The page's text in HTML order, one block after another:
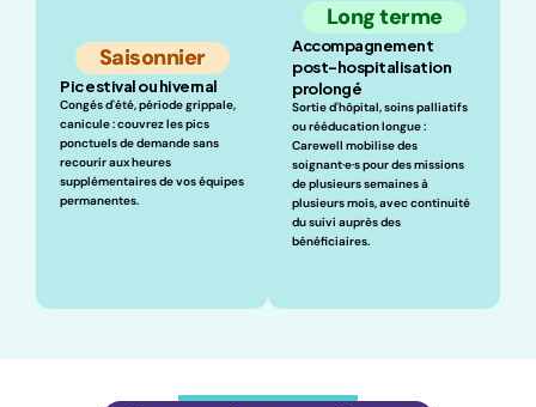
Saisonnier
Pic estival ou hivernal
Congés d'été, période grippale,
canicule : couvrez les pics
ponctuels de demande sans
recourir aux heures
supplémentaires de vos équipes
permanentes.
Long terme
Accompagnement
post-hospitalisation
prolongé
Sortie d'hôpital, soins palliatifs
ou rééducation longue :
Carewell mobilise des
soignant·e·s pour des missions
de plusieurs semaines à
plusieurs mois, avec continuité
du suivi auprès des
bénéficiaires.